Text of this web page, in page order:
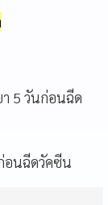
5 วันก่อนฉีด
อนฉีดวัคซีน